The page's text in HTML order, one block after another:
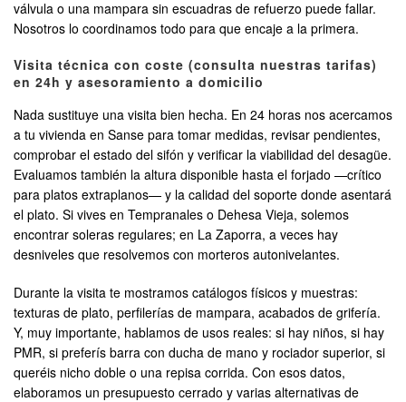
válvula o una mampara sin escuadras de refuerzo puede fallar.
Nosotros lo coordinamos todo para que encaje a la primera.
Visita técnica con coste (consulta nuestras tarifas)
en 24h y asesoramiento a domicilio
Nada sustituye una visita bien hecha. En 24 horas nos acercamos
a tu vivienda en Sanse para tomar medidas, revisar pendientes,
comprobar el estado del sifón y verificar la viabilidad del desagüe.
Evaluamos también la altura disponible hasta el forjado —crítico
para platos extraplanos— y la calidad del soporte donde asentará
el plato. Si vives en Tempranales o Dehesa Vieja, solemos
encontrar soleras regulares; en La Zaporra, a veces hay
desniveles que resolvemos con morteros autonivelantes.
Durante la visita te mostramos catálogos físicos y muestras:
texturas de plato, perfilerías de mampara, acabados de grifería.
Y, muy importante, hablamos de usos reales: si hay niños, si hay
PMR, si preferís barra con ducha de mano y rociador superior, si
queréis nicho doble o una repisa corrida. Con esos datos,
elaboramos un presupuesto cerrado y varias alternativas de